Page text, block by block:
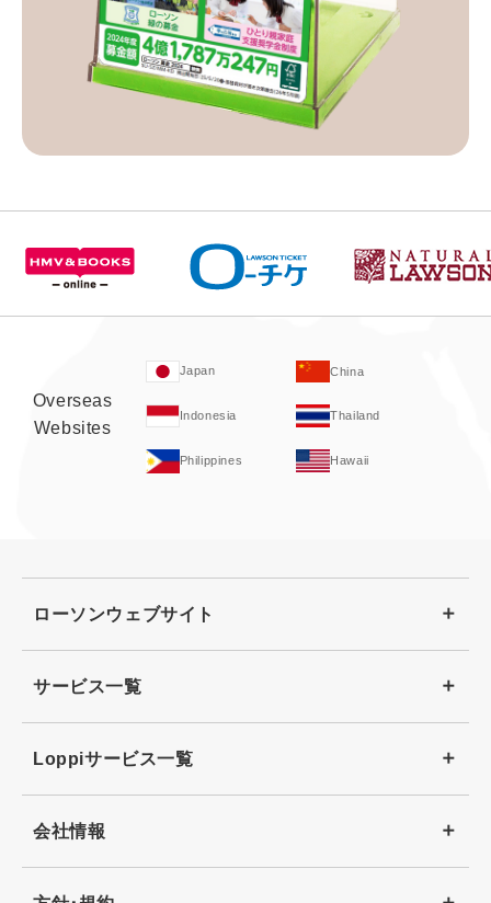
Overseas
Websites
Japan China
Indonesia Thailand
Philippines Hawaii
ローソンウェブサイト
サービス一覧
Loppiサービス一覧
会社情報